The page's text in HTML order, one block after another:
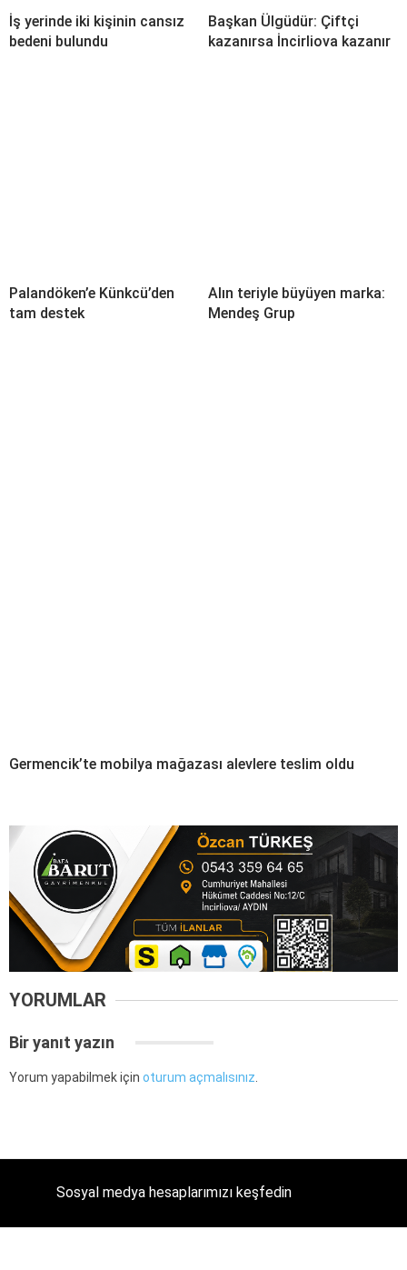
İş yerinde iki kişinin cansız
bedeni bulundu
Başkan Ülgüdür: Çiftçi
kazanırsa İncirliova kazanır
Palandöken’e Künkcü’den
tam destek
Alın teriyle büyüyen marka:
Mendeş Grup
Germencik’te mobilya mağazası alevlere teslim oldu
YORUMLAR
Bir yanıt yazın
Yorum yapabilmek için oturum açmalısınız
Sosyal medya hesaplarımızı keşfedin